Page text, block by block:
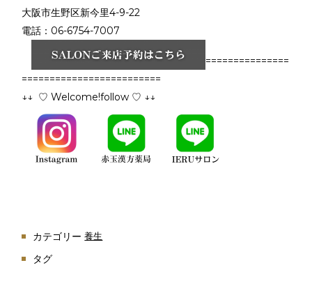
大阪市生野区新今里4-9-22
電話：06-6754-7007
===============
=========================
↓↓ ♡ Welcome!follow ♡ ↓↓
カテゴリー 養生
タグ